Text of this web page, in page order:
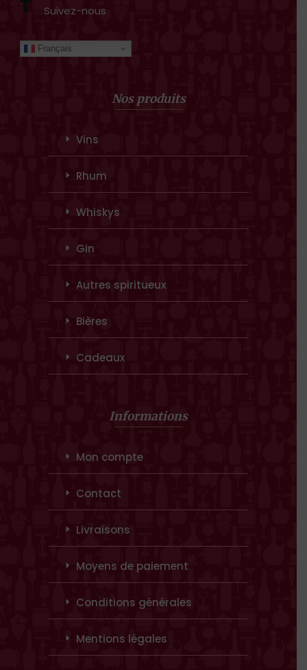
Suivez-nous
Français
Nos produits
Vins
Rhum
Whiskys
Gin
Autres spiritueux
Bières
Cadeaux
Informations
Mon compte
Contact
Livraisons
Moyens de paiement
Conditions générales
Mentions légales